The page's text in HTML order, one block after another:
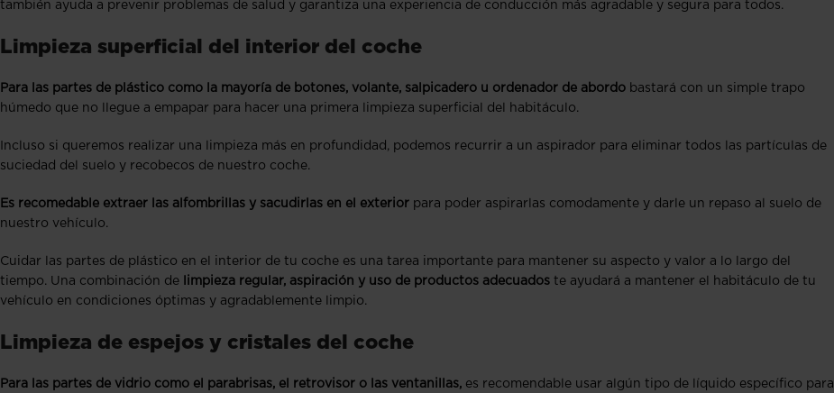
también ayuda a prevenir problemas de salud y garantiza una experiencia de conducción más agradable y segura para todos.
Limpieza superficial del interior del coche
Para las partes de plástico como la mayoría de botones, volante, salpicadero u ordenador de abordo bastará con un simple trapo
húmedo que no llegue a empapar para hacer una primera limpieza superficial del habitáculo.
Incluso si queremos realizar una limpieza más en profundidad, podemos recurrir a un aspirador para eliminar todos las partículas de
suciedad del suelo y recobecos de nuestro coche.
Es recomedable extraer las alfombrillas y sacudirlas en el exterior para poder aspirarlas comodamente y darle un repaso al suelo de
nuestro vehículo.
Cuidar las partes de plástico en el interior de tu coche es una tarea importante para mantener su aspecto y valor a lo largo del
tiempo. Una combinación de
limpieza regular, aspiración y uso de productos adecuados te ayudará a mantener el habitáculo de tu
vehículo en condiciones óptimas y agradablemente limpio.
Limpieza de espejos y cristales del coche
Para las partes de vidrio como el parabrisas, el retrovisor o las ventanillas, es recomendable usar algún tipo de líquido específico para